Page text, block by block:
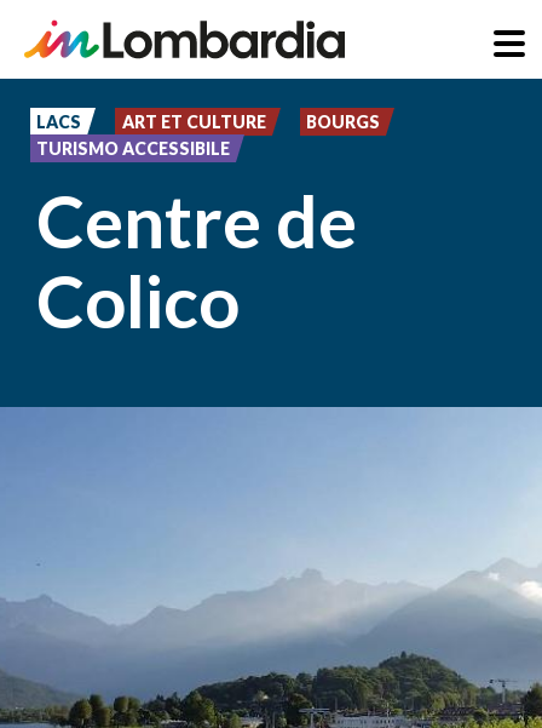
contenu
principal
LACS ART ET CULTURE
BOURGS
TURISMO ACCESSIBILE
Centre de
Colico